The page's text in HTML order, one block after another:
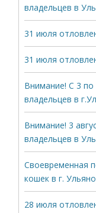
владельцев в
31 июля
31 июля
Внимание! С 3 по
владельцев в
Внимание! 3
владельцев в
Своевременная
кошек в г.
28 июля